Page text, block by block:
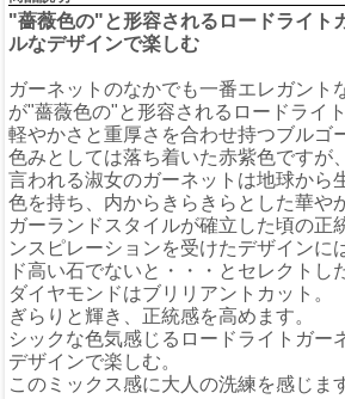
"薔薇色の"と形容されるロードライト
ルなデザインで楽しむ
ガーネットのなかでも一番エレガント
が"薔薇色の"と形容されるロードライ
軽やかさと重厚さを合わせ持つブルゴ
色みとしては落ち着いた赤紫色ですが
言われる淑女のガーネットは地球から
色を持ち、内からきらきらとした華や
ガーランドスタイルが確立した頃の正
ンスピレーションを受けたデザインに
ド高い石でないと・・・とセレクトし
ダイヤモンドはブリリアントカット。
ぎらりと輝き、正統感を高めます。
シックな色気感じるロードライトガー
デザインで楽しむ。
このミックス感に大人の洗練を感じま